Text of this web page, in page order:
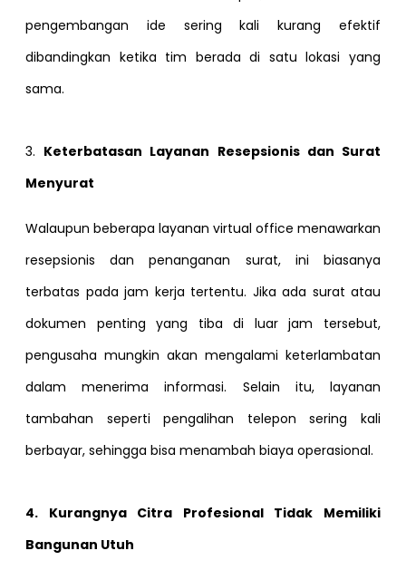
pengembangan ide sering kali kurang efektif
dibandingkan ketika tim berada di satu lokasi yang
sama.
3. Keterbatasan Layanan Resepsionis dan Surat
Menyurat
Walaupun beberapa layanan virtual office menawarkan
resepsionis dan penanganan surat, ini biasanya
terbatas pada jam kerja tertentu. Jika ada surat atau
dokumen penting yang tiba di luar jam tersebut,
pengusaha mungkin akan mengalami keterlambatan
dalam menerima informasi. Selain itu, layanan
tambahan seperti pengalihan telepon sering kali
berbayar, sehingga bisa menambah biaya operasional.
4. Kurangnya Citra Profesional Tidak Memiliki
Bangunan Utuh